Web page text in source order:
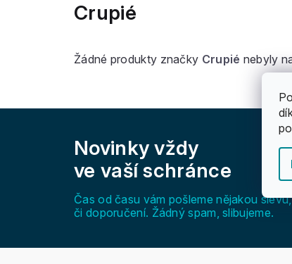
Crupié
Žádné produkty značky Crupié nebyly
Novinky vždy
ve vaší schránce
Čas od času vám pošleme nějakou
či doporučení. Žádný spam, slibujeme.